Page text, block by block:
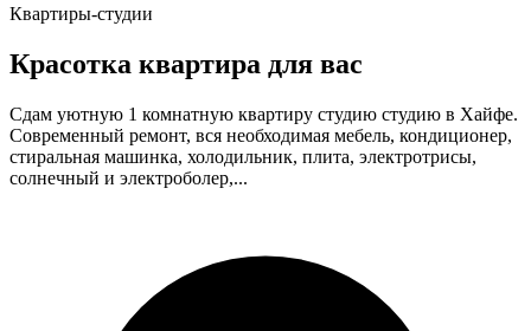
Квартиры-студии
Красотка квартира для вас
Сдам уютную 1 комнатную квартиру студию студию в Хайфе.
Современный ремонт, вся необходимая мебель, кондиционер,
стиральная машинка, холодильник, плита, электротрисы,
солнечный и электроболер,...